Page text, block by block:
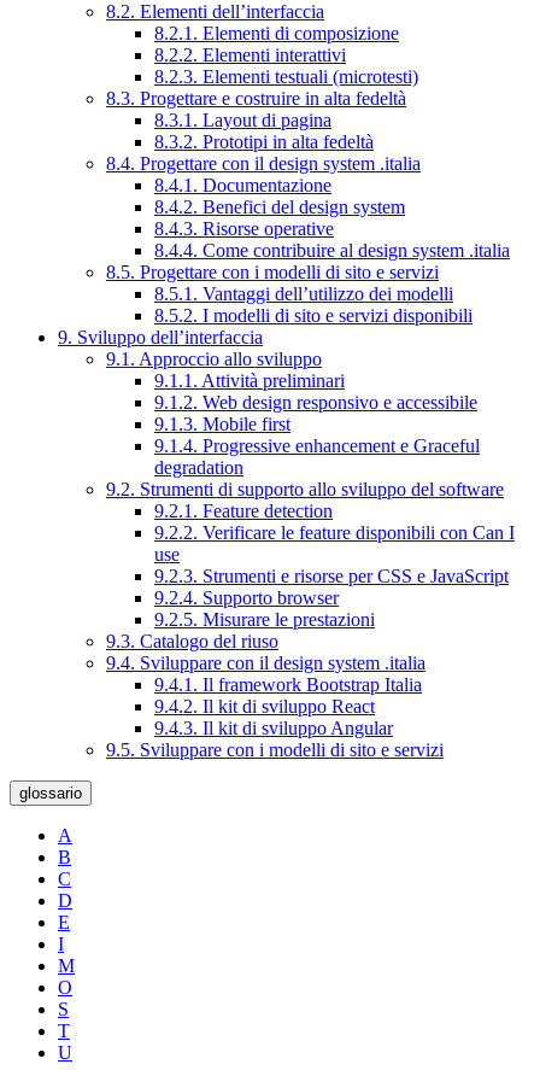
8.2. Elementi dell’interfaccia
8.2.1. Elementi di composizione
8.2.2. Elementi interattivi
8.2.3. Elementi testuali (microtesti)
8.3. Progettare e costruire in alta fedeltà
8.3.1. Layout di pagina
8.3.2. Prototipi in alta fedeltà
8.4. Progettare con il design system .italia
8.4.1. Documentazione
8.4.2. Benefici del design system
8.4.3. Risorse operative
8.4.4. Come contribuire al design system .italia
8.5. Progettare con i modelli di sito e servizi
8.5.1. Vantaggi dell’utilizzo dei modelli
8.5.2. I modelli di sito e servizi disponibili
9. Sviluppo dell’interfaccia
9.1. Approccio allo sviluppo
9.1.1. Attività preliminari
9.1.2. Web design responsivo e accessibile
9.1.3. Mobile first
9.1.4. Progressive enhancement e Graceful
degradation
9.2. Strumenti di supporto allo sviluppo del software
9.2.1. Feature detection
9.2.2. Verificare le feature disponibili con Can I
use
9.2.3. Strumenti e risorse per CSS e JavaScript
9.2.4. Supporto browser
9.2.5. Misurare le prestazioni
9.3. Catalogo del riuso
9.4. Sviluppare con il design system .italia
9.4.1. Il framework Bootstrap Italia
9.4.2. Il kit di sviluppo React
9.4.3. Il kit di sviluppo Angular
9.5. Sviluppare con i modelli di sito e servizi
glossario
A
B
C
D
E
I
M
O
S
T
U